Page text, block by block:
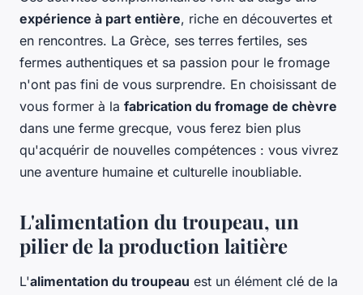
expérience à part entière, riche en découvertes et
en rencontres. La Grèce, ses terres fertiles, ses
fermes authentiques et sa passion pour le fromage
n'ont pas fini de vous surprendre. En choisissant de
vous former à la fabrication du fromage de chèvre
dans une ferme grecque, vous ferez bien plus
qu'acquérir de nouvelles compétences : vous vivrez
une aventure humaine et culturelle inoubliable.
L'alimentation du troupeau, un
pilier de la production laitière
L'alimentation du troupeau est un élément clé de la